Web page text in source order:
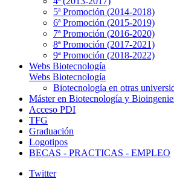
5ª Promoción (2014-2018)
6ª Promoción (2015-2019)
7ª Promoción (2016-2020)
8ª Promoción (2017-2021)
9ª Promoción (2018-2022)
Webs Biotecnología
Webs Biotecnología
Biotecnología en otras
Máster en Biotecnología y
Acceso PDI
TFG
Graduación
Logotipos
BECAS - PRACTICAS - EMPLEO
Twitter